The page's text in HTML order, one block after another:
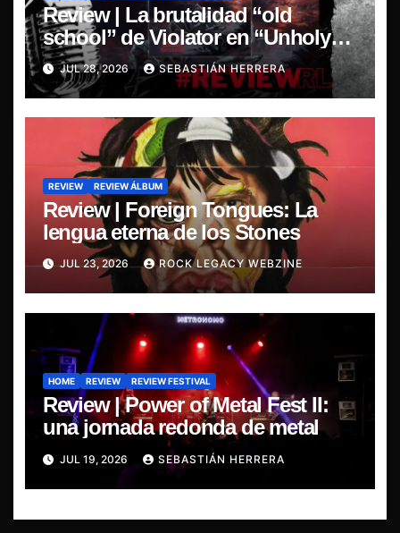
Review | La brutalidad “old
school” de Violator en “Unholy
Retribution”
JUL 28, 2026 SEBASTIÁN HERRERA
REVIEW REVIEW ÁLBUM
Review | Foreign Tongues: La
lengua eterna de los Stones
JUL 23, 2026 ROCK LEGACY WEBZINE
HOME REVIEW REVIEW FESTIVAL
Review | Power of Metal Fest II:
una jornada redonda de metal
JUL 19, 2026 SEBASTIÁN HERRERA